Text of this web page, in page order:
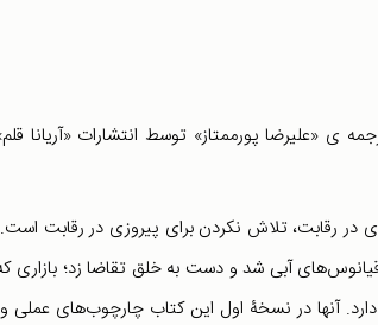
ی «علیرضا پورممتاز» توسط انتشارات «آریانا
در رقابت، تلاش نکردن برای پیروزی در رقابت است.
آبی شد و دست به خلق تقاضا زد؛ بازاری
در نسخۀ اول این کتاب چارچوب‌های عملی و